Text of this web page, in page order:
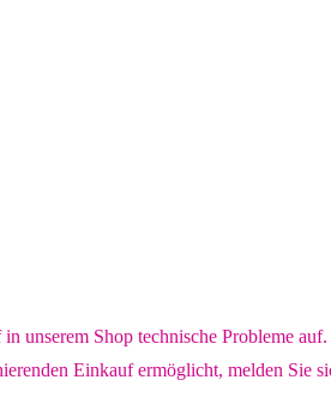
unserem Shop technische Probleme
Einkauf ermöglicht, melden Sie